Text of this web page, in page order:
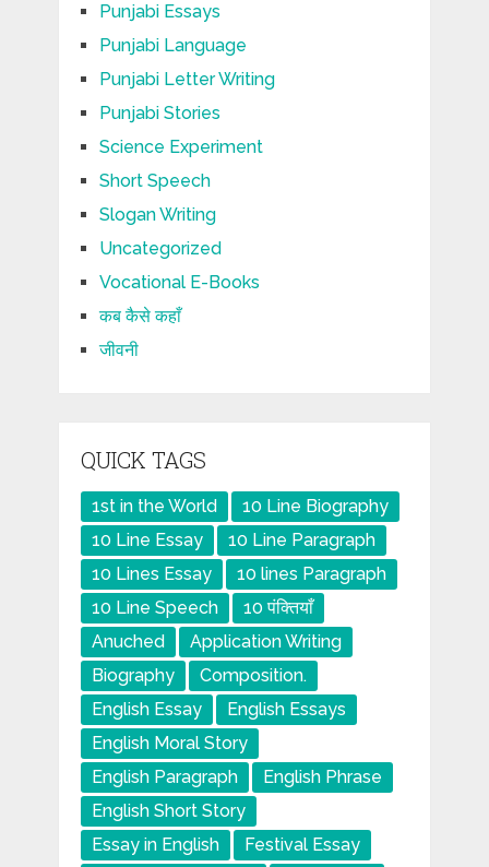
Punjabi Essays
Punjabi Language
Punjabi Letter Writing
Punjabi Stories
Science Experiment
Short Speech
Slogan Writing
Uncategorized
Vocational E-Books
कब कैसे कहाँ
जीवनी
QUICK TAGS
1st in the World
10 Line Biography
10 Line Essay
10 Line Paragraph
10 Lines Essay
10 lines Paragraph
10 Line Speech
10 पंक्तियाँ
Anuched
Application Writing
Biography
Composition.
English Essay
English Essays
English Moral Story
English Paragraph
English Phrase
English Short Story
Essay in English
Festival Essay